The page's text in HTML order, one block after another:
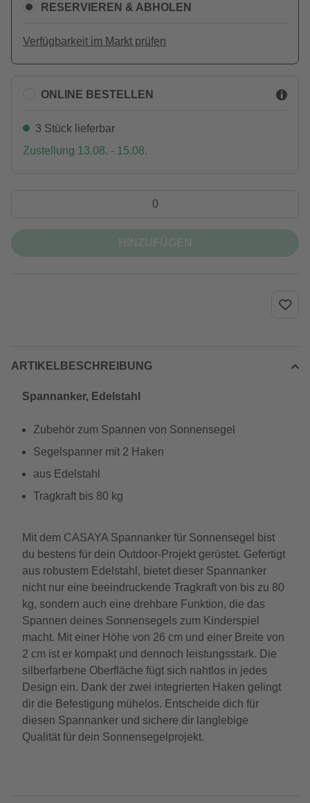
RESERVIEREN & ABHOLEN
Verfügbarkeit im Markt prüfen
ONLINE BESTELLEN
3 Stück lieferbar
Zustellung 13.08. - 15.08.
ARTIKELBESCHREIBUNG
Spannanker, Edelstahl
Zubehör zum Spannen von Sonnensegel
Segelspanner mit 2 Haken
aus Edelstahl
Tragkraft bis 80 kg
Mit dem CASAYA Spannanker für Sonnensegel bist
du bestens für dein Outdoor-Projekt gerüstet. Gefertigt
aus robustem Edelstahl, bietet dieser Spannanker
nicht nur eine beeindruckende Tragkraft von bis zu 80
kg, sondern auch eine drehbare Funktion, die das
Spannen deines Sonnensegels zum Kinderspiel
macht. Mit einer Höhe von 26 cm und einer Breite von
2 cm ist er kompakt und dennoch leistungsstark. Die
silberfarbene Oberfläche fügt sich nahtlos in jedes
Design ein. Dank der zwei integrierten Haken gelingt
dir die Befestigung mühelos. Entscheide dich für
diesen Spannanker und sichere dir langlebige
Qualität für dein Sonnensegelprojekt.